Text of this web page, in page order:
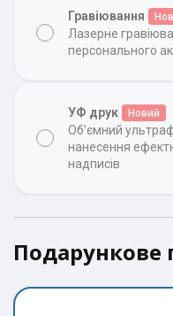
Гравіювання
Лазерне
персонального
УФ друк Новий
Об’ємний
нанесення
надписів
Подарункове